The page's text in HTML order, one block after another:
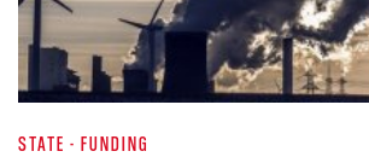
STATE - FUNDING